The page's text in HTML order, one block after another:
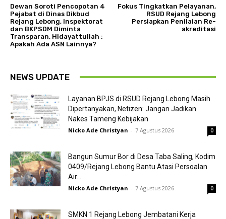
Dewan Soroti Pencopotan 4
Pejabat di Dinas Dikbud
Rejang Lebong, Inspektorat
dan BKPSDM Diminta
Transparan, Hidayattullah :
Apakah Ada ASN Lainnya?
Fokus Tingkatkan Pelayanan,
RSUD Rejang Lebong
Persiapkan Penilaian Re-
akreditasi
NEWS UPDATE
Layanan BPJS di RSUD Rejang Lebong Masih
Dipertanyakan, Netizen: Jangan Jadikan
Nakes Tameng Kebijakan
Nicko Ade Christyan - 7 Agustus 2026 0
Bangun Sumur Bor di Desa Taba Saling, Kodim
0409/Rejang Lebong Bantu Atasi Persoalan
Air...
Nicko Ade Christyan - 7 Agustus 2026 0
SMKN 1 Rejang Lebong Jembatani Kerja